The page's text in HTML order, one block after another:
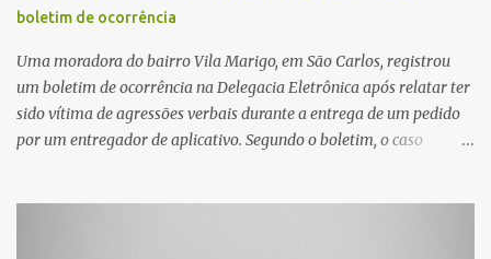
boletim de ocorrência
Uma moradora do bairro Vila Marigo, em São Carlos, registrou
um boletim de ocorrência na Delegacia Eletrônica após relatar ter
sido vítima de agressões verbais durante a entrega de um pedido
por um entregador de aplicativo. Segundo o boletim, o caso